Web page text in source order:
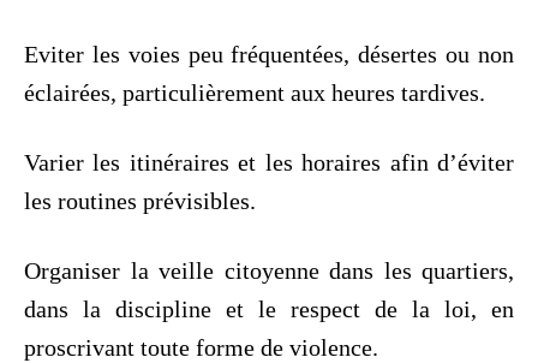
Eviter les voies peu fréquentées, désertes ou non
éclairées, particulièrement aux heures tardives.
Varier les itinéraires et les horaires afin d’éviter
les routines prévisibles.
Organiser la veille citoyenne dans les quartiers,
dans la discipline et le respect de la loi, en
proscrivant toute forme de violence.